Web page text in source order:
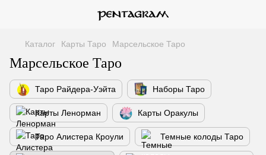
Каталог Карты Таро Марсельское Таро
Марсельское Таро
Таро Райдера-Уэйта Наборы Таро
Карты Ленорман Карты Оракулы
Таро Алистера Кроули Темные колоды Таро